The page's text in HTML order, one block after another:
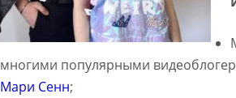
многими популярными
Мари Сенн;